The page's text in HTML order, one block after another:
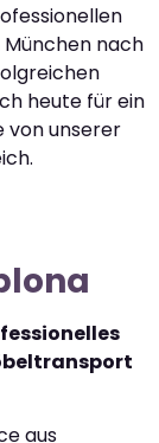
München nach
heute für ein
von unserer
aus